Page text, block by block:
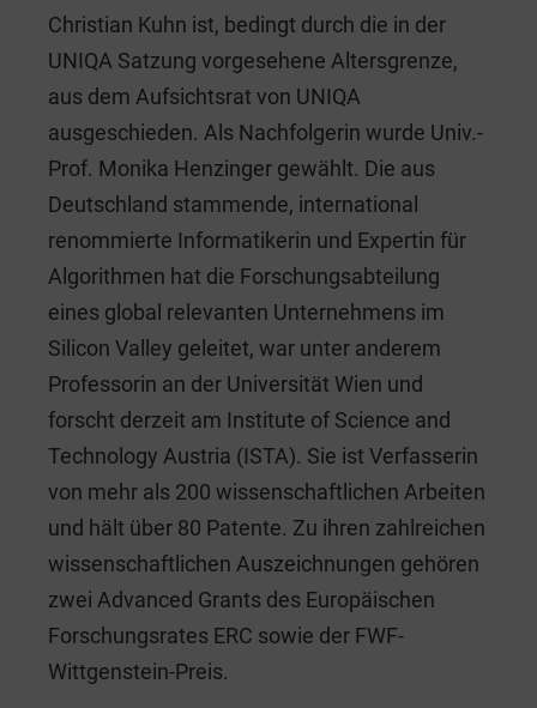
c
e
b
o
o
k
k
e
dI
n
ai
l
tt
er
Christian Kuhn ist, bedingt durch die in der
UNIQA Satzung vorgesehene Altersgrenze,
aus dem Aufsichtsrat von UNIQA
ausgeschieden. Als Nachfolgerin wurde Univ.-
Prof. Monika Henzinger gewählt. Die aus
Deutschland stammende, international
renommierte Informatikerin und Expertin für
Algorithmen hat die Forschungsabteilung
eines global relevanten Unternehmens im
Silicon Valley geleitet, war unter anderem
Professorin an der Universität Wien und
forscht derzeit am Institute of Science and
Technology Austria (ISTA). Sie ist Verfasserin
von mehr als 200 wissenschaftlichen Arbeiten
und hält über 80 Patente. Zu ihren zahlreichen
wissenschaftlichen Auszeichnungen gehören
zwei Advanced Grants des Europäischen
Forschungsrates ERC sowie der FWF-
Wittgenstein-Preis.